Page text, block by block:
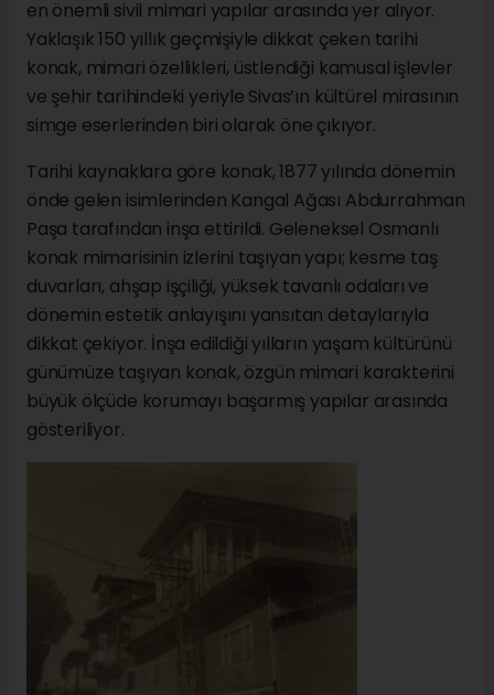
en önemli sivil mimari yapılar arasında yer alıyor.
Yaklaşık 150 yıllık geçmişiyle dikkat çeken tarihi
konak, mimari özellikleri, üstlendiği kamusal işlevler
ve şehir tarihindeki yeriyle Sivas’ın kültürel mirasının
simge eserlerinden biri olarak öne çıkıyor.
Tarihi kaynaklara göre konak, 1877 yılında dönemin
önde gelen isimlerinden Kangal Ağası Abdurrahman
Paşa tarafından inşa ettirildi. Geleneksel Osmanlı
konak mimarisinin izlerini taşıyan yapı; kesme taş
duvarları, ahşap işçiliği, yüksek tavanlı odaları ve
dönemin estetik anlayışını yansıtan detaylarıyla
dikkat çekiyor. İnşa edildiği yılların yaşam kültürünü
günümüze taşıyan konak, özgün mimari karakterini
büyük ölçüde korumayı başarmış yapılar arasında
gösteriliyor.